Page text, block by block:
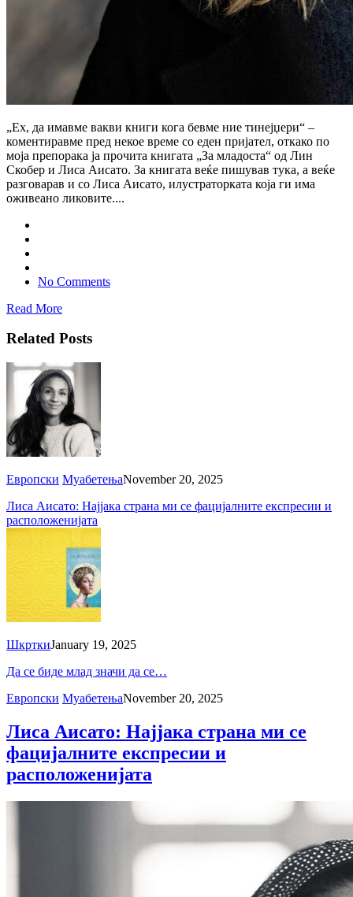
„Ех, да имавме вакви книги кога бевме ние тинејџери“ –
коментиравме пред некое време со еден пријател, откако по
моја препорака ја прочита книгата „За младоста“ од Лин
Скобер и Лиса Аисато. За книгата веќе пишував тука, а веќе
разговарав и со Лиса Аисато, илустраторката која ги има
оживеано ликовите....
No Comments
Read More
Related Posts
Европски МуабетењаNovember 20, 2025
Лиса Аисато: Најјака страна ми се фацијалните експресии и
расположенијата
ШкрткиJanuary 19, 2025
Да се биде млад значи да се…
Европски МуабетењаNovember 20, 2025
Лиса Аисато: Најјака страна ми се
фацијалните експресии и
расположенијата